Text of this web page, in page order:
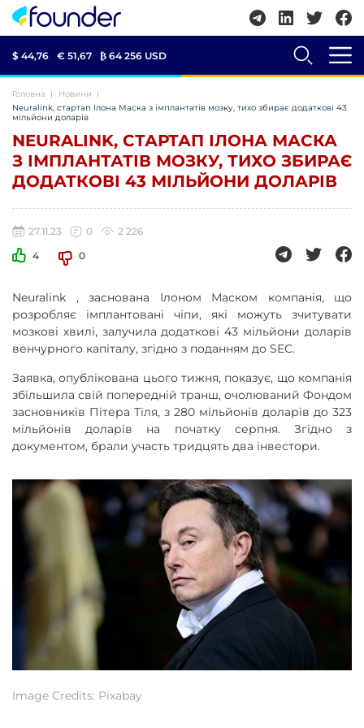
$ 44,76 € 51,67 ₿ 64 256 USD
Головна
Новини
Neuralink, стартап Ілона Маска з імплантатів мозку, тихо збирає додаткові 43
мільйони доларів
NEURALINK, СТАРТАП ІЛОНА МАСКА
З ІМПЛАНТАТІВ МОЗКУ, ТИХО ЗБИРАЄ
ДОДАТКОВІ 43 МІЛЬЙОНИ ДОЛАРІВ
27.11.23 0
2 226
4
0
Neuralink , заснована Ілоном Маском компанія, що
розробляє імплантовані чіпи, які можуть зчитувати
мозкові хвилі, залучила додаткові 43 мільйони доларів
венчурного капіталу, згідно з поданням до SEC.
Заявка, опублікована цього тижня, показує, що компанія
збільшила свій попередній транш, очолюваний Фондом
засновників Пітера Тіля, з 280 мільйонів доларів до 323
мільйонів доларів на початку серпня. Згідно з
документом, брали участь тридцять два інвестори.
Image Credits: Pixabay